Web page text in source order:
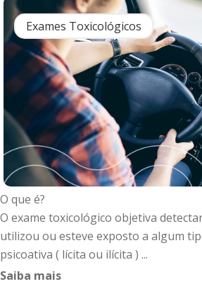
Exames Toxicológicos
O que é?
O exame toxicológico objetiva
utilizou ou esteve exposto a algum
psicoativa ( lícita ou ilícita ) ...
Saiba mais